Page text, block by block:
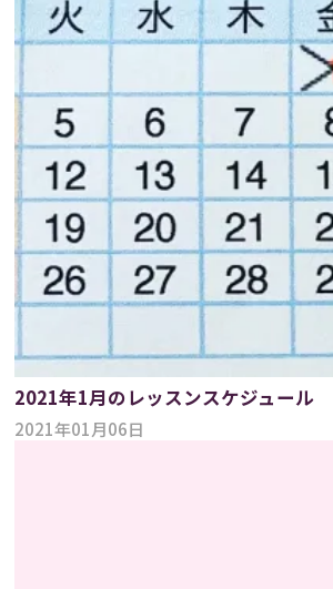
2021年1月のレッスンスケジュール
2021年01月06日